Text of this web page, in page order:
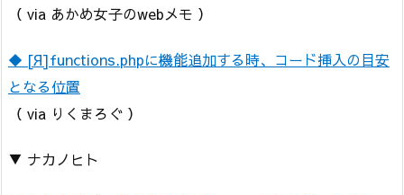
（ via あかめ女子のwebメモ ）
◆ [Я]functions.phpに機能追加する時、コード挿入の目安
となる位置
（ via りくまろぐ ）
▼ ナカノヒト